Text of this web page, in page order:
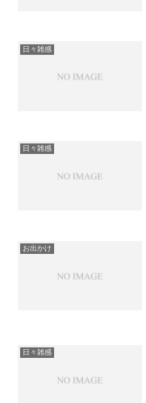
日々雑感
日々雑感
お出かけ
日々雑感